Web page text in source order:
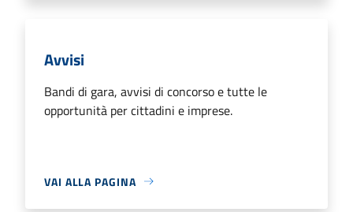
Avvisi
Bandi di gara, avvisi di concorso e tutte le
opportunità per cittadini e imprese.
VAI ALLA PAGINA